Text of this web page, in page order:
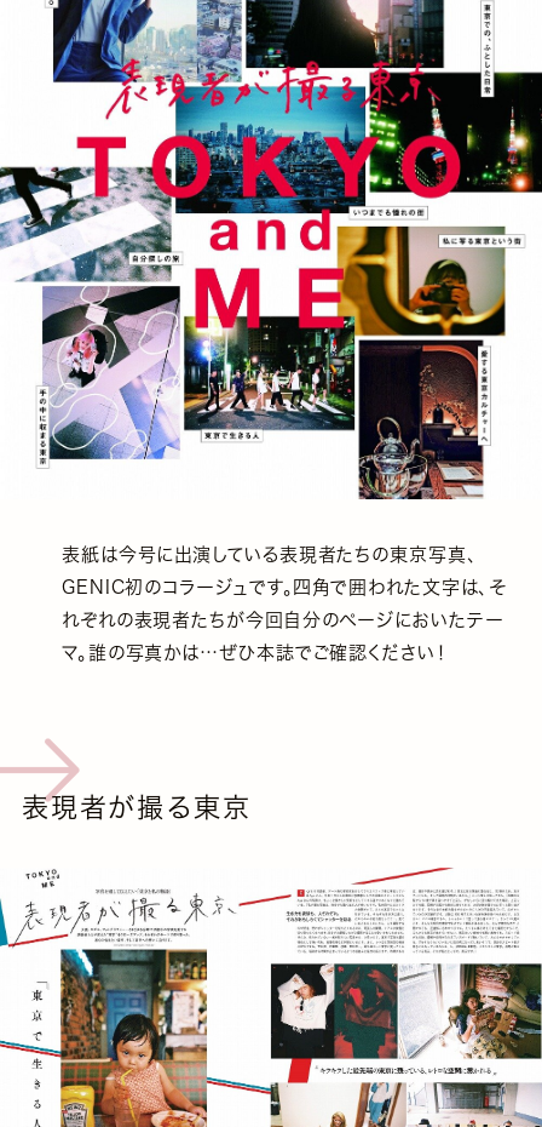
表紙は今号に出演している表現者たちの東京写真、
GENIC初のコラージュです。四角で囲われた文字は、そ
れぞれの表現者たちが今回自分のページにおいたテー
マ。誰の写真かは…ぜひ本誌でご確認ください！
表現者が撮る東京